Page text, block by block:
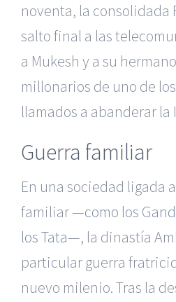
noventa, la consolidada
salto final a las
a Mukesh y a su
millonarios de uno de
llamados a abanderar la
Guerra familiar
En una sociedad ligada
familiar —como los
los Tata—, la dinastía
particular guerra
nuevo milenio. Tras la